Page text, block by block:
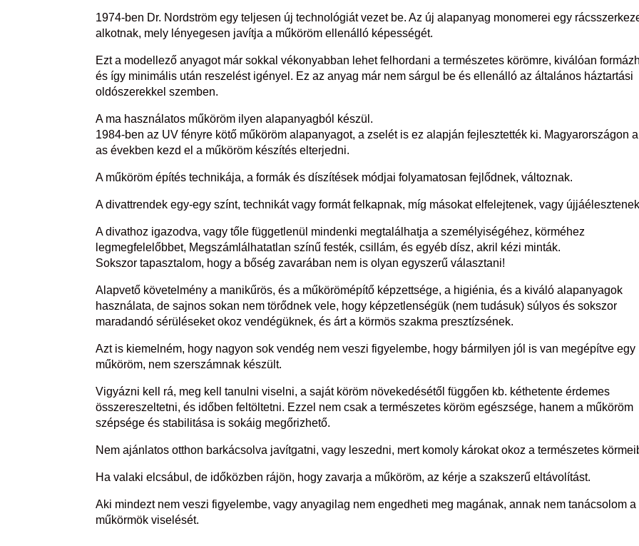
1974-ben Dr. Nordström egy teljesen új technológiát vezet be. Az új alapanyag monomerei egy
alkotnak, mely lényegesen javítja a műköröm ellenálló képességét.
Ezt a modellező anyagot már sokkal vékonyabban lehet felhordani a természetes körömre, kiválóan
és így minimális után reszelést igényel. Ez az anyag már nem sárgul be és ellenálló az általános háztartási
oldószerekkel szemben.
A ma használatos műköröm ilyen alapanyagból készül.
1984-ben az UV fényre kötő műköröm alapanyagot, a zselét is ez alapján fejlesztették ki. Magyarországon
as években kezd el a műköröm készítés elterjedni.
A műköröm építés technikája, a formák és díszítések módjai folyamatosan fejlődnek, változnak.
A divattrendek egy-egy színt, technikát vagy formát felkapnak, míg másokat elfelejtenek, vagy
A divathoz igazodva, vagy tőle függetlenül mindenki megtalálhatja a személyiségéhez, körméhez
legmegfelelőbbet, Megszámlálhatatlan színű festék, csillám, és egyéb dísz, akril kézi minták.
Sokszor tapasztalom, hogy a bőség zavarában nem is olyan egyszerű választani!
Alapvető követelmény a manikűrös, és a műkörömépítő képzettsége, a higiénia, és a kiváló alapanyagok
használata, de sajnos sokan nem törődnek vele, hogy képzetlenségük (nem tudásuk) súlyos és sokszor
maradandó sérüléseket okoz vendégüknek, és árt a körmös szakma presztízsének.
Azt is kiemelném, hogy nagyon sok vendég nem veszi figyelembe, hogy bármilyen jól is van megépítve egy
műköröm, nem szerszámnak készült.
Vigyázni kell rá, meg kell tanulni viselni, a saját köröm növekedésétől függően kb. kéthetente érdemes
összereszeltetni, és időben feltöltetni. Ezzel nem csak a természetes köröm egészsége, hanem a műköröm
szépsége és stabilitása is sokáig megőrizhető.
Nem ajánlatos otthon barkácsolva javítgatni, vagy leszedni, mert komoly károkat okoz a természetes
Ha valaki elcsábul, de időközben rájön, hogy zavarja a műköröm, az kérje a szakszerű eltávolítást.
Aki mindezt nem veszi figyelembe, vagy anyagilag nem engedheti meg magának, annak nem tanácsolom a
műkörmök viselését.